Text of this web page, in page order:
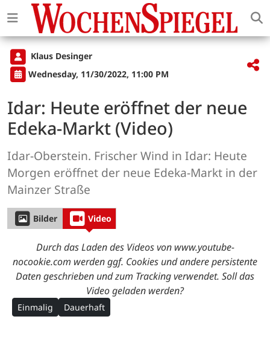
Klaus Desinger
Wednesday, 11/30/2022, 11:00 PM
Idar: Heute eröffnet der neue
Edeka-Markt (Video)
Idar-Oberstein. Frischer Wind in Idar: Heute
Morgen eröffnet der neue Edeka-Markt in der
Mainzer Straße
Bilder Video
Durch das Laden des Videos von www.youtube-
nocookie.com werden ggf. Cookies und andere persistente
Daten geschrieben und zum Tracking verwendet. Soll das
Video geladen werden?
Einmalig Dauerhaft